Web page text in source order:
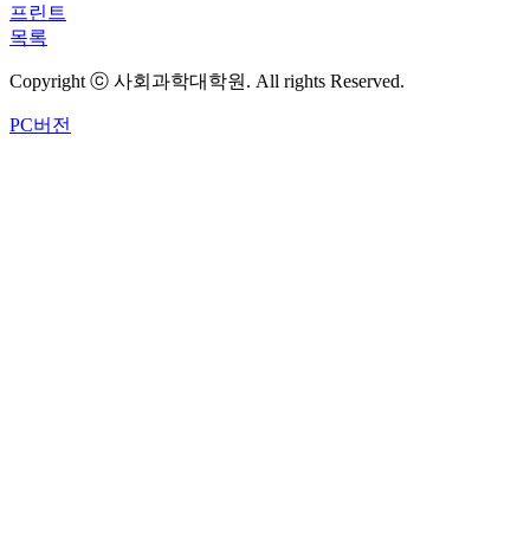
프린트
목록
Copyright ⓒ 사회과학대학원. All rights Reserved.
PC버전